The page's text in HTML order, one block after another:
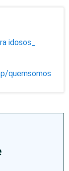
idosos_
quemsomos